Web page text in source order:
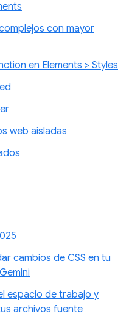
con mayor
en Elements > Styles
web aisladas
cambios de CSS en tu
espacio de trabajo y
archivos fuente